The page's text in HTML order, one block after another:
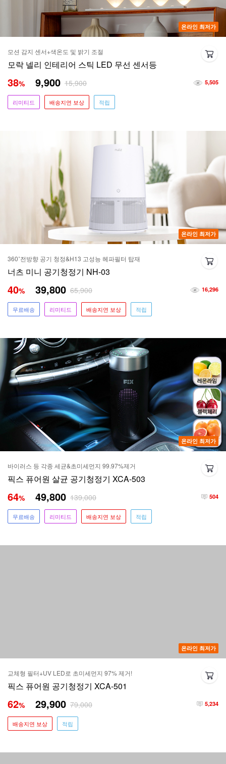
온라인 최저가
모션 감지 센서+색온도 및 밝기 조절
모락 넬리 인테리어 스틱 LED 무선 센서등
5,505
38% 9,900 15,900
리미티드 배송지연 보상 적립
온라인 최저가
360˚전방향 공기 청정&H13 고성능 헤파필터 탑재
너츠 미니 공기청정기 NH-03
16,296
40% 39,800 65,900
무료배송 리미티드 배송지연 보상 적립
온라인 최저가
바이러스 등 각종 세균&초미세먼지 99.97%제거
픽스 퓨어원 살균 공기청정기 XCA-503
504
64% 49,800 139,000
무료배송 리미티드 배송지연 보상 적립
온라인 최저가
교체형 필터+UV LED로 초미세먼지 97% 제거!
픽스 퓨어원 공기청정기 XCA-501
5,234
62% 29,900 79,000
배송지연 보상 적립